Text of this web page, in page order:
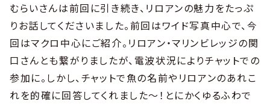
むらいさんは前回に引き続き、リロアンの魅力をたっぷ
りお話してくださいました。前回はワイド写真中心で、今
回はマクロ中心にご紹介。リロアン・マリンビレッジの関
口さんとも繋がりましたが、電波状況によりチャットでの
参加に。しかし、チャットで魚の名前やリロアンのあれこ
れを的確に回答してくれました〜！とにかくゆるふわで